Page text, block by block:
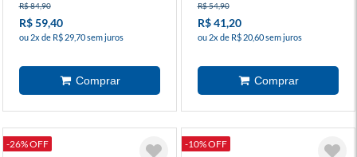
R$ 84,90
R$ 59,40
ou 2x de R$ 29,70 sem juros
R$ 54,90
R$ 41,20
ou 2x de R$ 20,60 sem juros
-26% OFF -10% OFF